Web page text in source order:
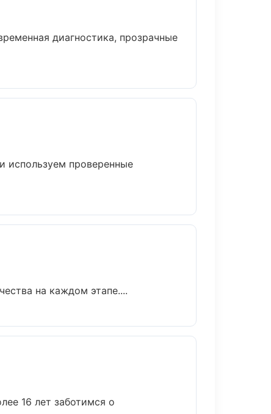
диагностика, прозрачные
используем проверенные
на каждом этапе....
16 лет заботимся о